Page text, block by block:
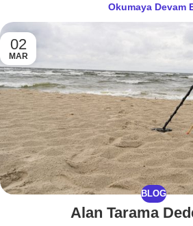
Okumaya Devam
02
MAR
BLOG
Alan Tarama